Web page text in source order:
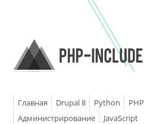
Главная Drupal 8 Python
PHP
Администрирование
JavaScript